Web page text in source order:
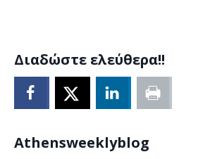
Διαδώστε ελεύθερα!!
Athensweeklyblog